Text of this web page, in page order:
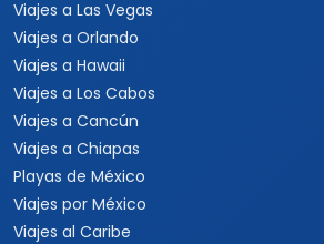
Viajes a Las Vegas
Viajes a Orlando
Viajes a Hawaii
Viajes a Los Cabos
Viajes a Cancún
Viajes a Chiapas
Playas de México
Viajes por México
Viajes al Caribe